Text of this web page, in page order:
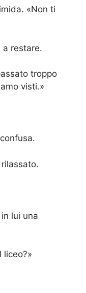
«Non ti
a restare.
troppo
visti.»
lui una
liceo?»